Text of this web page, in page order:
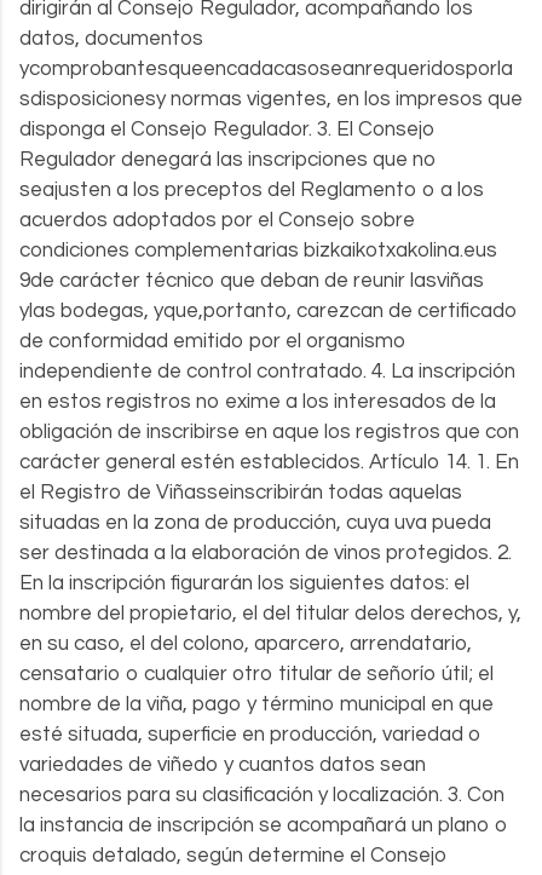
dirigirán al Consejo Regulador, acompañando los
datos, documentos
ycomprobantesqueencadacasoseanrequeridosporla
sdisposicionesy normas vigentes, en los impresos que
disponga el Consejo Regulador. 3. El Consejo
Regulador denegará las inscripciones que no
seajusten a los preceptos del Reglamento o a los
acuerdos adoptados por el Consejo sobre
condiciones complementarias bizkaikotxakolina.eus
9de carácter técnico que deban de reunir lasviñas
ylas bodegas, yque,portanto, carezcan de certificado
de conformidad emitido por el organismo
independiente de control contratado. 4. La inscripción
en estos registros no exime a los interesados de la
obligación de inscribirse en aque los registros que con
carácter general estén establecidos. Artículo 14. 1. En
el Registro de Viñasseinscribirán todas aquelas
situadas en la zona de producción, cuya uva pueda
ser destinada a la elaboración de vinos protegidos. 2.
En la inscripción figurarán los siguientes datos: el
nombre del propietario, el del titular delos derechos, y,
en su caso, el del colono, aparcero, arrendatario,
censatario o cualquier otro titular de señorío útil; el
nombre de la viña, pago y término municipal en que
esté situada, superficie en producción, variedad o
variedades de viñedo y cuantos datos sean
necesarios para su clasificación y localización. 3. Con
la instancia de inscripción se acompañará un plano o
croquis detalado, según determine el Consejo